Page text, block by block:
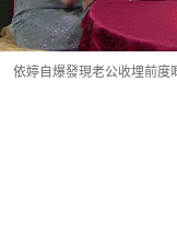
依婷自爆發現老公收埋前度